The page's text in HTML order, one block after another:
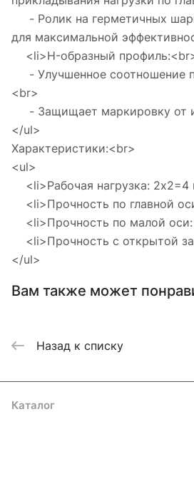
- Ролик на герметичных
для максимальной
<li>H-образный
- Улучшенное соотношение
<br>
- Защищает маркировку от
</ul>
Характеристики:<br>
<ul>
<li>Рабочая нагрузка: 2x2=4
<li>Прочность по главной
<li>Прочность по малой
<li>Прочность с открытой
</ul>
Вам также может
Назад к списку
Каталог